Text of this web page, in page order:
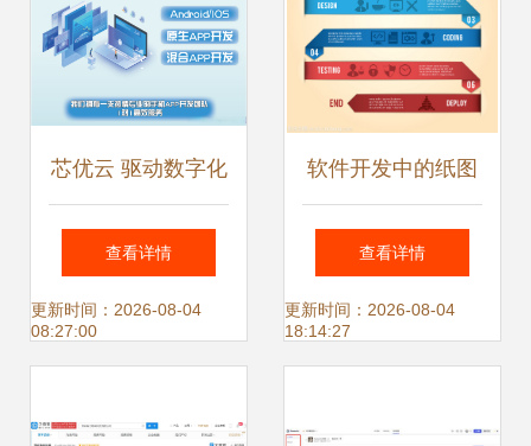
芯优云 驱动数字化
转型，定制下一代
智能软件解决方案
查看详情
更新时间：2026-08-04
08:27:00
软件开发中的纸图
表 从设计到团队沟
通的利器
查看详情
更新时间：2026-08-04
18:14:27